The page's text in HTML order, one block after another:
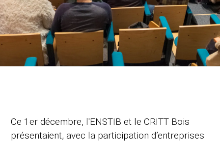
Ce 1er décembre, l'ENSTIB et le CRITT Bois
présentaient, avec la participation d’entreprises